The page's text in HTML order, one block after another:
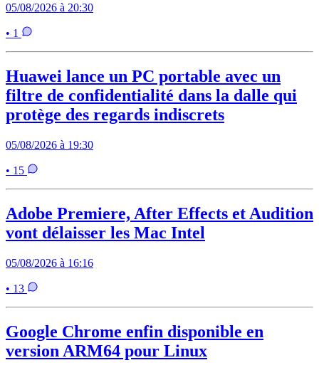
05/08/2026 à 20:30
• 1
Huawei lance un PC portable avec un
filtre de confidentialité dans la dalle qui
protège des regards indiscrets
05/08/2026 à 19:30
• 15
Adobe Premiere, After Effects et Audition
vont délaisser les Mac Intel
05/08/2026 à 16:16
• 13
Google Chrome enfin disponible en
version ARM64 pour Linux